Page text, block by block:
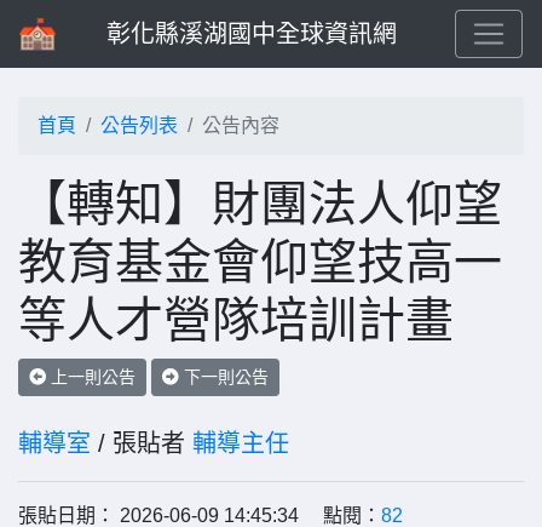
彰化縣溪湖國中全球資訊網
首頁 公告列表 公告內容
【轉知】財團法人仰望
教育基金會仰望技高一
等人才營隊培訓計畫
上一則公告 下一則公告
輔導室 / 張貼者 輔導主任
張貼日期： 2026-06-09 14:45:34 點閱： 82